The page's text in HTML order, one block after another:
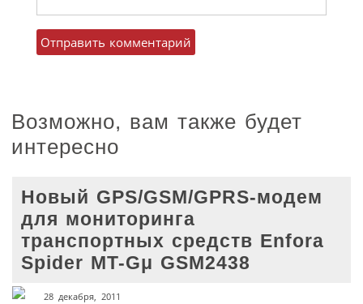
Возможно, вам также будет
интересно
Новый GPS/GSM/GPRS-модем
для мониторинга
транспортных средств Enfora
Spider MT-Gμ GSM2438
28 декабря, 2011